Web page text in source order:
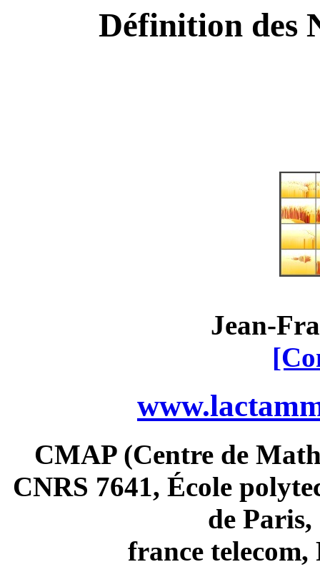
Définition des
Jean-
CMAP (Centre de
CNRS 7641, École
de
france telecom,